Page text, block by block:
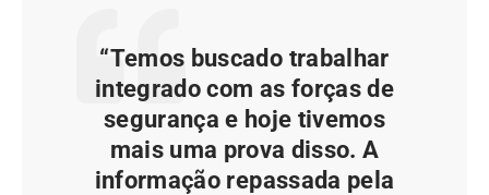
“Temos buscado trabalhar
integrado com as forças de
segurança e hoje tivemos
mais uma prova disso. A
informação repassada pela